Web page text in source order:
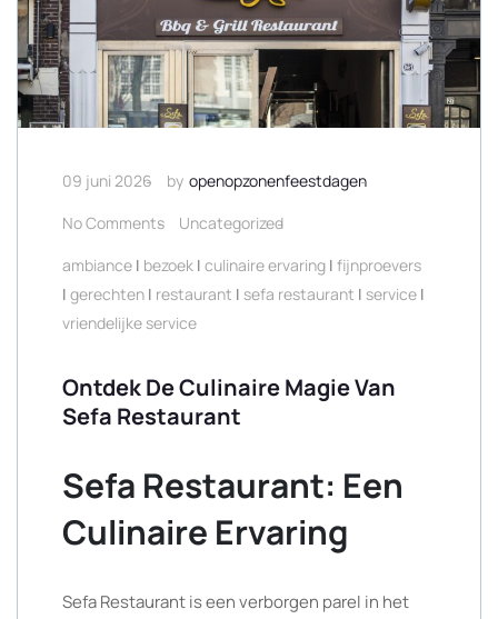
09 juni 2026 by openopzonenfeestdagen
No Comments
Uncategorized
ambiance | bezoek | culinaire ervaring | fijnproevers
| gerechten | restaurant | sefa restaurant | service |
vriendelijke service
Ontdek De Culinaire Magie Van
Sefa Restaurant
Sefa Restaurant: Een
Culinaire Ervaring
Sefa Restaurant is een verborgen parel in het